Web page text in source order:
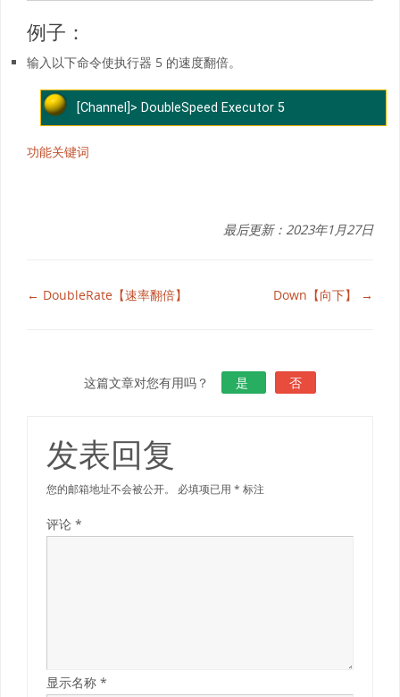
例子：
输入以下命令使执行器 5 的速度翻倍。
[Channel]> DoubleSpeed Executor 5
功能关键词
最后更新：2023年1月27日
← DoubleRate【速率翻倍】 Down【向下】 →
这篇文章对您有用吗？ 是 否
发表回复
您的邮箱地址不会被公开。 必填项已用* 标注
评论*
显示名称*